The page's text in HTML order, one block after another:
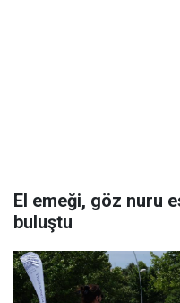
El emeği, göz nuru
buluştu